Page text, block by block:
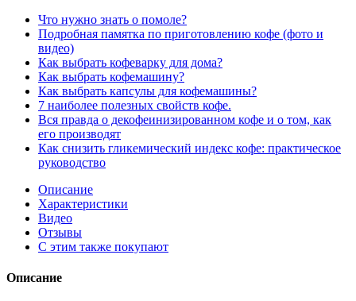
Что нужно знать о помоле?
Подробная памятка по приготовлению кофе (фото и
видео)
Как выбрать кофеварку для дома?
Как выбрать кофемашину?
Как выбрать капсулы для кофемашины?
7 наиболее полезных свойств кофе.
Вся правда о декофеинизированном кофе и о том, как
его производят
Как снизить гликемический индекс кофе: практическое
руководство
Описание
Характеристики
Видео
Отзывы
С этим также покупают
Описание